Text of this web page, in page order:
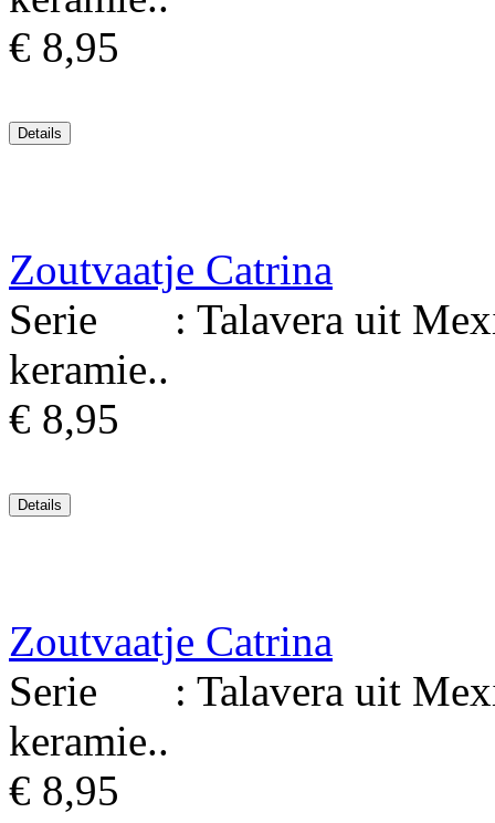
€ 8,95
Zoutvaatje Catrina
Serie : Talavera uit
keramie..
€ 8,95
Zoutvaatje Catrina
Serie : Talavera uit
keramie..
€ 8,95